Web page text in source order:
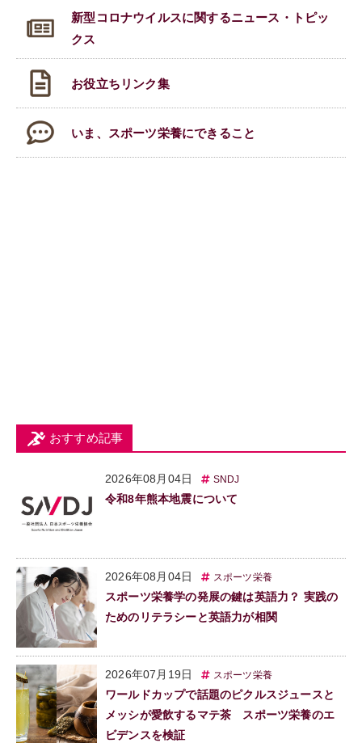
新型コロナウイルスに関するニュース・トピッ
クス
お役立ちリンク集
いま、スポーツ栄養にできること
おすすめ記事
2026年08月04日 SNDJ
令和8年熊本地震について
2026年08月04日 スポーツ栄養
スポーツ栄養学の発展の鍵は英語力？ 実践の
ためのリテラシーと英語力が相関
2026年07月19日 スポーツ栄養
ワールドカップで話題のピクルスジュースと
メッシが愛飲するマテ茶 スポーツ栄養のエ
ビデンスを検証